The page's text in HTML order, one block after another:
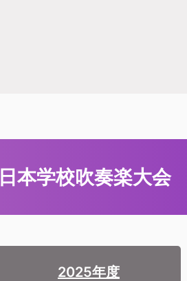
本学校吹奏楽大会
2025年度